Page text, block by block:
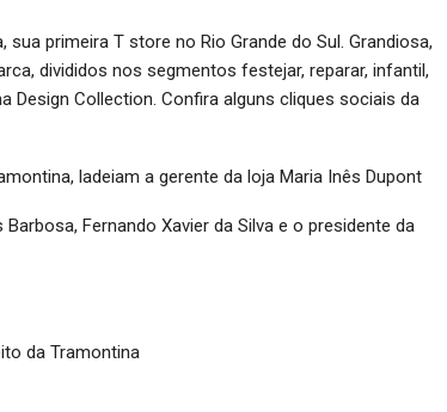
primeira T store no Rio Grande do Sul. Grandiosa,
divididos nos segmentos festejar, reparar, infantil,
Design Collection. Confira alguns cliques sociais da
ladeiam a gerente da loja Maria Inês Dupont
Fernando Xavier da Silva e o presidente da
da Tramontina